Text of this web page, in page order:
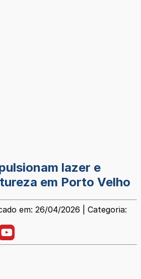
lazer e
em Porto Velho
em: 26/04/2026 | Categoria: